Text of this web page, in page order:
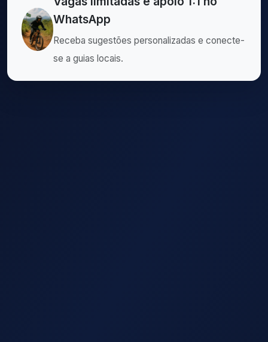
WhatsApp
Receba sugestões personalizadas e conecte-
se a guias locais.